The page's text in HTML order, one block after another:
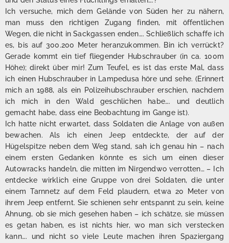
Ich versuche, mich dem Gelände von Süden her zu nähern,
man muss den richtigen Zugang finden, mit öffentlichen
Wegen, die nicht in Sackgassen enden…. Schließlich schaffe ich
es, bis auf 300.200 Meter heranzukommen. Bin ich verrückt?
Gerade kommt ein tief fliegender Hubschrauber (in ca. 100m
Höhe); direkt über mir! Zum Teufel, es ist das erste Mal, dass
ich einen Hubschrauber in Lampedusa höre und sehe. (Erinnert
mich an 1988, als ein Polizeihubschrauber erschien, nachdem
ich mich in den Wald geschlichen habe…. und deutlich
gemacht habe, dass eine Beobachtung im Gange ist).
Ich hatte nicht erwartet, dass Soldaten die Anlage von außen
bewachen. Als ich einen Jeep entdeckte, der auf der
Hügelspitze neben dem Weg stand, sah ich genau hin – nach
einem ersten Gedanken könnte es sich um einen dieser
Autowracks handeln, die mitten im Nirgendwo verrotten… – Ich
entdecke wirklich eine Gruppe von drei Soldaten, die unter
einem Tarnnetz auf dem Feld plaudern, etwa 20 Meter von
ihrem Jeep entfernt. Sie schienen sehr entspannt zu sein, keine
Ahnung, ob sie mich gesehen haben – ich schätze, sie müssen
es getan haben, es ist nichts hier, wo man sich verstecken
kann…. und nicht so viele Leute machen ihren Spaziergang